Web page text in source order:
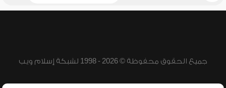
جميع الحقوق محفوظة © 2026 - 1998 لشبكة إسلام ويب